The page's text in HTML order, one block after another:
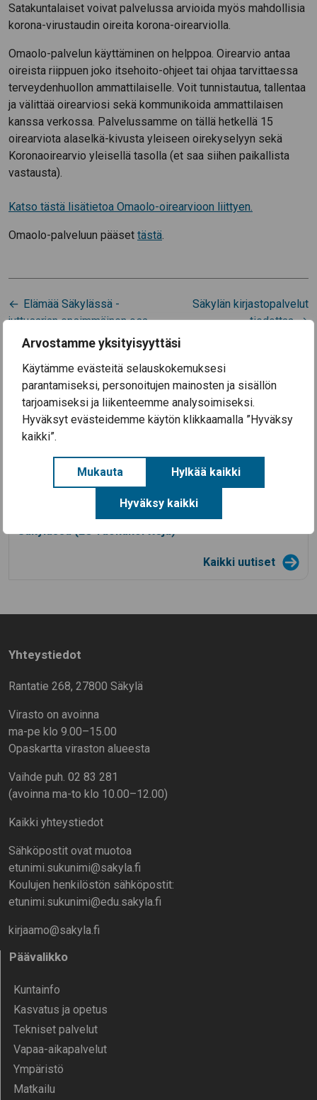
Arvostamme yksityisyyttäsi
Käytämme evästeitä selauskokemuksesi
parantamiseksi, personoitujen mainosten ja sisällön
tarjoamiseksi ja liikenteemme analysoimiseksi.
Hyväksyt evästeidemme käytön klikkaamalla ”Hyväksy
kaikki”.
Mukauta Hylkää kaikki
Hyväksy kaikki
Satakuntalaiset voivat palvelussa arvioida myös mahdollisia
korona-virustaudin oireita korona-oirearviolla.
Omaolo-palvelun käyttäminen on helppoa. Oirearvio antaa
oireista riippuen joko itsehoito-ohjeet tai ohjaa tarvittaessa
terveydenhuollon ammattilaiselle. Voit tunnistautua, tallentaa
ja välittää oirearviosi sekä kommunikoida ammattilaisen
kanssa verkossa. Palvelussamme on tällä hetkellä 15
oirearviota alaselkä-kivusta yleiseen oirekyselyyn sekä
Koronaoirearvio yleisellä tasolla (et saa siihen paikallista
vastausta).
Katso tästä lisätietoa Omaolo-oirearvioon liittyen.
Omaolo-palveluun pääset tästä
Artikkelien
selaus
Elämää Säkylässä -
juttusarjan ensimmäinen osa
julkaistu
Säkylän kirjastopalvelut
tiedottaa
Ajankohtaista
3.8.2026
Koulutyö alkaa Säkylän kouluissa ke 12.8.2026
Aineellisen avun kortteja on nyt haettavissa
Kaikki uutiset
Yhteystiedot
Rantatie 268, 27800 Säkylä
Virasto on avoinna
ma-pe klo 9.00–15.00
Opaskartta viraston alueesta
Vaihde puh. 02 83 281
(avoinna ma-to klo 10.00–12.00)
Kaikki yhteystiedot
Sähköpostit ovat muotoa
etunimi.sukunimi@sakyla.fi
Koulujen henkilöstön sähköpostit:
etunimi.sukunimi@edu.sakyla.fi
kirjaamo@sakyla.fi
Päävalikko
Kunta­info
Kasvatus ja opetus
Tekniset palvelut
Vapaa-aika­palvelut
Ympä­ristö
Mat­kailu